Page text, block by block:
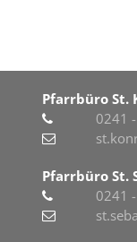
Pfarrbüro St.
0241
Pfarrbüro St.
0241